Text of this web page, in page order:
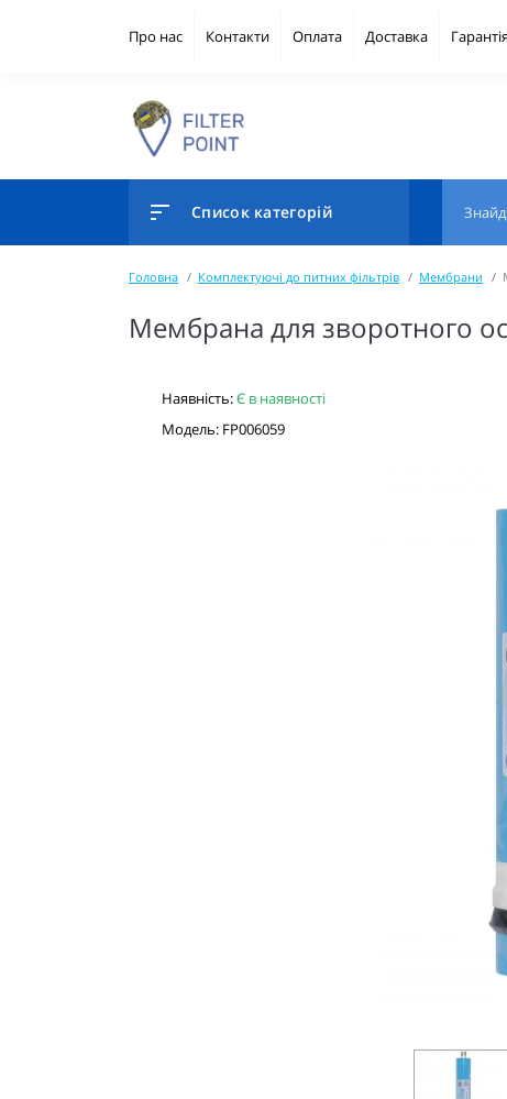
Про нас Контакти Оплата Доставка
Список категорій
Головна Комплектуючі до питних фільтрів Мембрани
Мембрана для зворотного
Наявність:Є в наявності
Модель: FP006059